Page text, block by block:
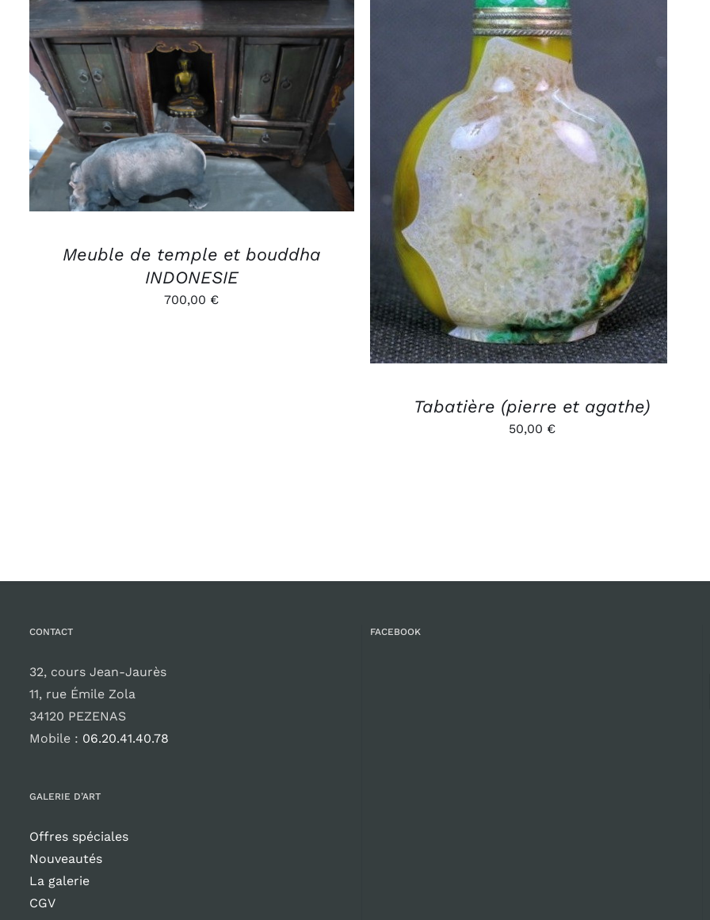
AJOUTER AU PANIER / APERÇU
Meuble de temple et bouddha
INDONESIE
700,00 €
AJOUTER AU PANIER APERÇU
Tabatière (pierre et agathe)
50,00 €
CONTACT
32, cours Jean-Jaurès
11, rue Émile Zola
34120 PEZENAS
Mobile : 06.20.41.40.78
GALERIE D’ART
Offres spéciales
Nouveautés
La galerie
CGV
FACEBOOK